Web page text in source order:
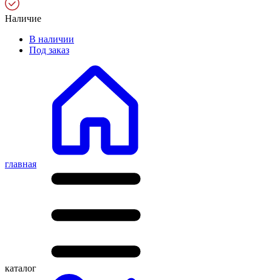
Наличие
В наличии
Под заказ
главная
каталог